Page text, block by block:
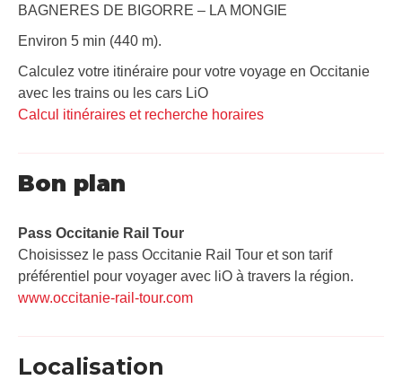
BAGNERES DE BIGORRE – LA MONGIE
Environ 5 min (440 m).
Calculez votre itinéraire pour votre voyage en Occitanie
avec les trains ou les cars LiO
Calcul itinéraires et recherche horaires
Bon plan
Pass Occitanie Rail Tour​
Choisissez le pass Occitanie Rail Tour et son tarif
préférentiel pour voyager avec liO à travers la région.
www.occitanie-rail-tour.com
Localisation